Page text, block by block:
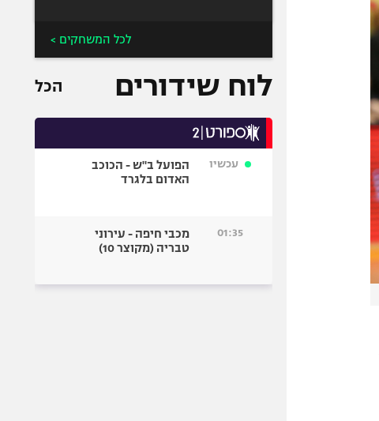
לכל המשחקים >
לוח שידורים הכל
עכשיו
הפועל ב"ש - הכוכב
האדום בלגרד
01:35
מכבי חיפה - עירוני
טבריה (מקוצר 10)